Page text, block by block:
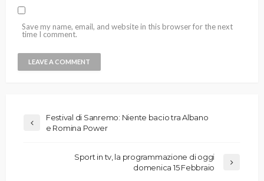
Save my name, email, and website in this browser for the next
time I comment.
Festival di Sanremo: Niente bacio tra Albano
e Romina Power
Sport in tv, la programmazione di oggi
domenica 15 Febbraio